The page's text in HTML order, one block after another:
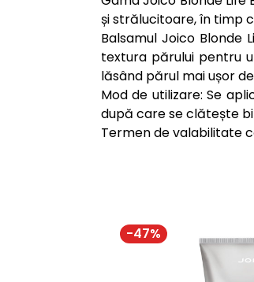
și strălucitoare, în timp
Balsamul Joico Blonde
textura părului pentru
lăsând părul mai ușor
Mod de utilizare: Se
după care se clătește
Termen de valabilitate
-47%